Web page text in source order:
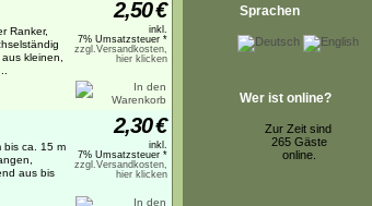
Ranker,
kleinen,
2,50€
inkl.
7% Umsatzsteuer *
zzgl.Versandkosten,
hier klicken
bis ca. 15 m
aus bis
2,30€
inkl.
7% Umsatzsteuer *
zzgl.Versandkosten,
hier klicken
Sprachen
Wer ist online?
Zur Zeit sind
265 Gäste
online.